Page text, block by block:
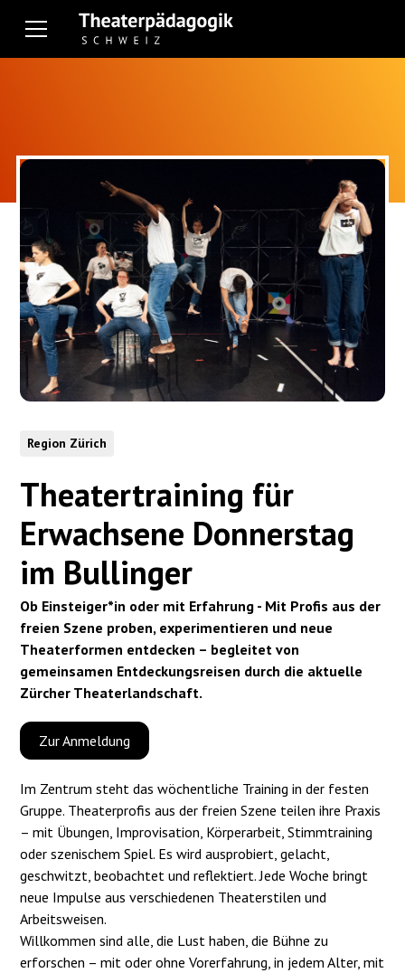
Region Zürich
Theatertraining für
Erwachsene Donnerstag
im Bullinger
Ob Einsteiger*in oder mit Erfahrung - Mit Profis aus der
freien Szene proben, experimentieren und neue
Theaterformen entdecken – begleitet von
gemeinsamen Entdeckungsreisen durch die aktuelle
Zürcher Theaterlandschaft.
Zur Anmeldung
Im Zentrum steht das wöchentliche Training in der festen
Gruppe. Theaterprofis aus der freien Szene teilen ihre Praxis
– mit Übungen, Improvisation, Körperarbeit, Stimmtraining
oder szenischem Spiel. Es wird ausprobiert, gelacht,
geschwitzt, beobachtet und reflektiert. Jede Woche bringt
neue Impulse aus verschiedenen Theaterstilen und
Arbeitsweisen.
Willkommen sind alle, die Lust haben, die Bühne zu
erforschen – mit oder ohne Vorerfahrung, in jedem Alter, mit